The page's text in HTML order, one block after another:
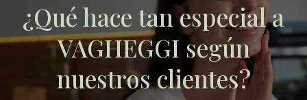
¿Qué hace tan especial a
VAGHEGGI según
nuestros clientes?